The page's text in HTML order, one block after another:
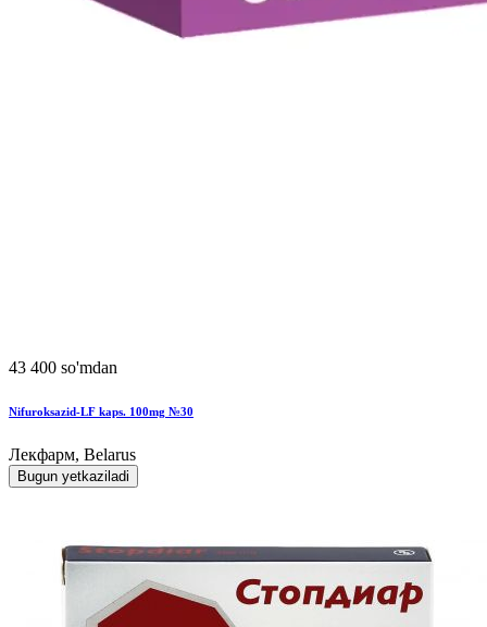
43 400 so'mdan
Nifuroksazid-LF kaps. 100mg №30
Лекфарм, Belarus
Bugun yetkaziladi